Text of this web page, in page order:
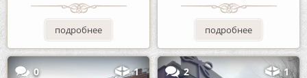
подробнее подробнее
0 1 2 1